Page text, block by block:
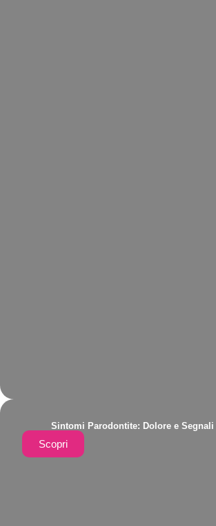
Sintomi Parodontite: Dolore e Segnali
Scopri